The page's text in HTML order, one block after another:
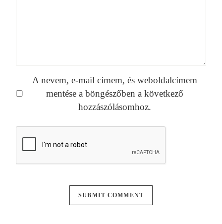
A nevem, e-mail címem, és weboldalcímem
mentése a böngészőben a következő
hozzászólásomhoz.